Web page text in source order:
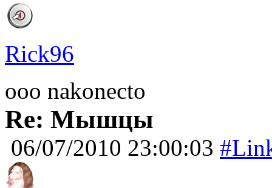
Rick96
ooo nakonecto
Re: Мышцы
06/07/2010 23:00:03